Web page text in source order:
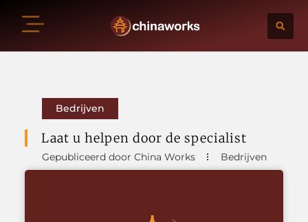
Bedrijven
Laat u helpen door de specialist
Gepubliceerd door China Works Bedrijven